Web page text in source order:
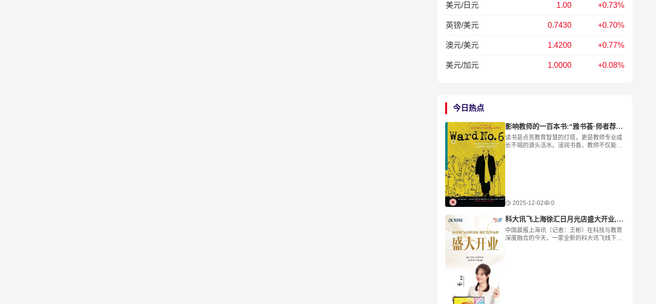
美元/日元 1.00 +0.73%
英镑/美元 0.7430 +0.70%
澳元/美元 1.4200 +0.77%
美元/加元 1.0000 +0.08%
今日热点
影响教师的一百本书:“雅书荟·师者荐读”—杭州市和家园小学黄家欢推荐《第六病房》
读书是点亮教育智慧的灯塔，更是教师专业成
长不竭的源头活水。浸润书香，教师不仅能汲
取专业知识、拓宽人文视野，更能夯实理论根
2025-12-02 0
科大讯飞上海徐汇日月光店盛大开业,AI学习产品引领智能教育新风向
中国晨报上海讯（记者：王彬）在科技与教育
深度融合的今天，一家全新的科大讯飞线下体